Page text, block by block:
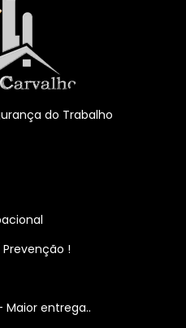
do Trabalho
!
Maior entrega..